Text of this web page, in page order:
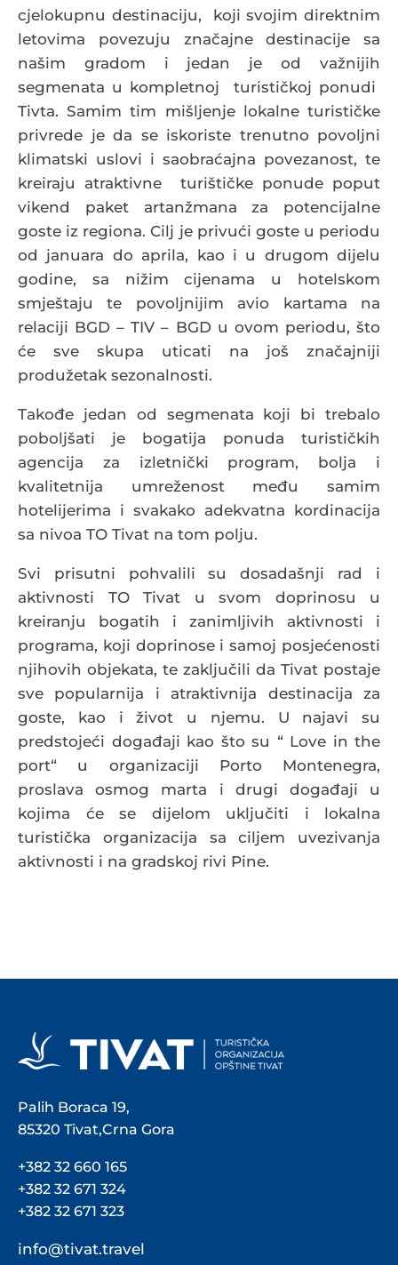
cjelokupnu destinaciju, koji svojim direktnim
letovima povezuju značajne destinacije sa
našim gradom i jedan je od važnijih
segmenata u kompletnoj turističkoj ponudi
Tivta. Samim tim mišljenje lokalne turističke
privrede je da se iskoriste trenutno povoljni
klimatski uslovi i saobraćajna povezanost, te
kreiraju atraktivne turištičke ponude poput
vikend paket artanžmana za potencijalne
goste iz regiona. Cilj je privući goste u periodu
od januara do aprila, kao i u drugom dijelu
godine, sa nižim cijenama u hotelskom
smještaju te povoljnijim avio kartama na
relaciji BGD – TIV – BGD u ovom periodu, što
će sve skupa uticati na još značajniji
produžetak sezonalnosti.
Takođe jedan od segmenata koji bi trebalo
poboljšati je bogatija ponuda turističkih
agencija za izletnički program, bolja i
kvalitetnija umreženost među samim
hotelijerima i svakako adekvatna kordinacija
sa nivoa TO Tivat na tom polju.
Svi prisutni pohvalili su dosadašnji rad i
aktivnosti TO Tivat u svom doprinosu u
kreiranju bogatih i zanimljivih aktivnosti i
programa, koji doprinose i samoj posjećenosti
njihovih objekata, te zaključili da Tivat postaje
sve popularnija i atraktivnija destinacija za
goste, kao i život u njemu. U najavi su
predstojeći događaji kao što su “ Love in the
port“ u organizaciji Porto Montenegra,
proslava osmog marta i drugi događaji u
kojima će se dijelom uključiti i lokalna
turistička organizacija sa ciljem uvezivanja
aktivnosti i na gradskoj rivi Pine.
Palih Boraca 19,
85320 Tivat,Crna Gora
+382 32 660 165
+382 32 671 324
+382 32 671 323
info@tivat.travel